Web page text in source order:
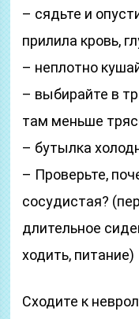
– сядьте и
прилила кровь,
– неплотно
– выбирайте в
там меньше
– бутылка
– Проверьте,
сосудистая?
длительное
ходить, питание)
Сходите к